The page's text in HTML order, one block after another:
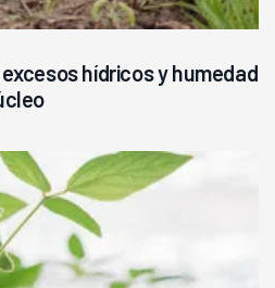
hídricos y humedad